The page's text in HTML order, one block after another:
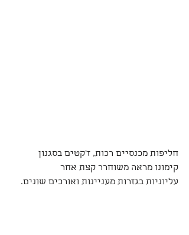
חליפות מכנסיים רכות, ז׳קטים בסגנון
קימונו מראה משוחרר קצת אחר
עליוניות בגזרות מעניינות ואורכים שונים.